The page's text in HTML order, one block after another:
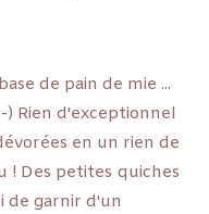
de pain de mie ...
Rien d'exceptionnel
en un rien de
! Des petites quiches
de garnir d'un